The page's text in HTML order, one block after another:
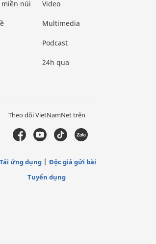
miền núi Video
Multimedia
Podcast
24h qua
Theo dõi VietNamNet trên
Tải ứng dụng
Độc giả gửi bài
Tuyển dụng